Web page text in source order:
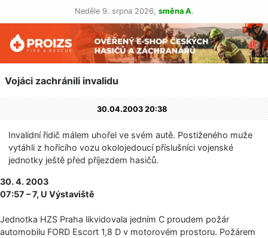
Neděle 9. srpna 2026, směna A.
Vojáci zachránili invalidu
30.04.2003 20:38
Invalidní řidič málem uhořel ve svém autě. Postiženého muže
vytáhli z hořícího vozu okolojedoucí příslušníci vojenské
jednotky ještě před příjezdem hasičů.
30. 4. 2003
07:57 – 7, U Výstaviště
Jednotka HZS Praha likvidovala jedním C proudem požár
automobilu FORD Escort 1,8 D v motorovém prostoru. Požárem